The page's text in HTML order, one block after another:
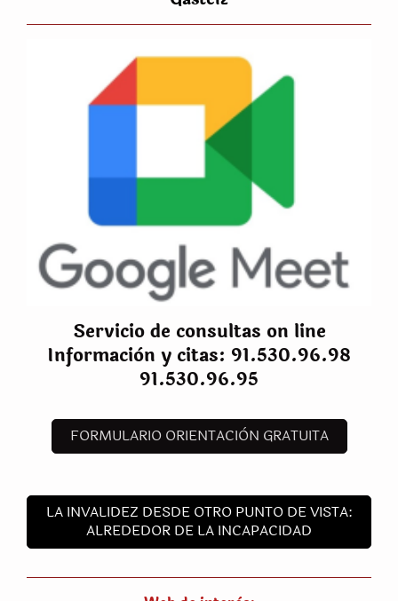
Servicio de consultas on line
Informaciòn y citas: 91.530.96.98
91.530.96.95
FORMULARIO ORIENTACIÒN GRATUITA
LA INVALIDEZ DESDE OTRO PUNTO DE VISTA:
ALREDEDOR DE LA INCAPACIDAD